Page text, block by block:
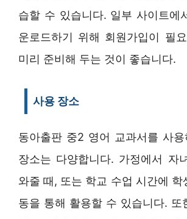
습할 수 있습니다. 일부 사이트에
운로드하기 위해 회원가입이 필
미리 준비해 두는 것이 좋습니다.
사용 장소
동아출판 중2 영어 교과서를 사
장소는 다양합니다. 가정에서 자
와줄 때, 또는 학교 수업 시간에 학
동을 통해 활용할 수 있습니다. 또